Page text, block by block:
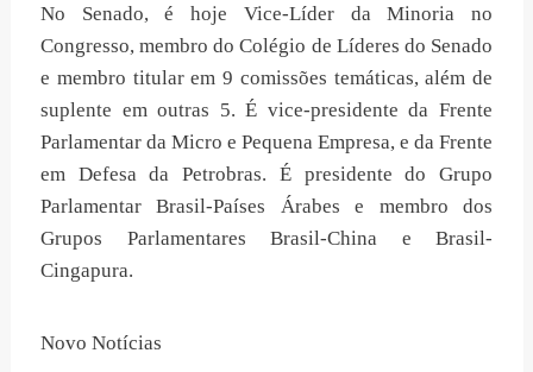
No Senado, é hoje Vice-Líder da Minoria no
Congresso, membro do Colégio de Líderes do Senado
e membro titular em 9 comissões temáticas, além de
suplente em outras 5. É vice-presidente da Frente
Parlamentar da Micro e Pequena Empresa, e da Frente
em Defesa da Petrobras. É presidente do Grupo
Parlamentar Brasil-Países Árabes e membro dos
Grupos Parlamentares Brasil-China e Brasil-
Cingapura.
Novo Notícias